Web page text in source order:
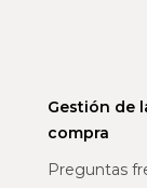
Gestión de
compra
Preguntas